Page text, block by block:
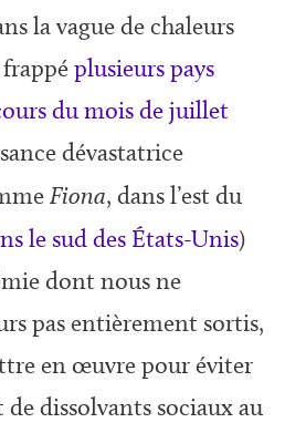
la vague de chaleurs
plusieurs pays
du mois de juillet
dévastatrice
Fiona, dans l’est du
le sud des États-Unis)
dont nous ne
pas entièrement sortis,
en œuvre pour éviter
de dissolvants sociaux au